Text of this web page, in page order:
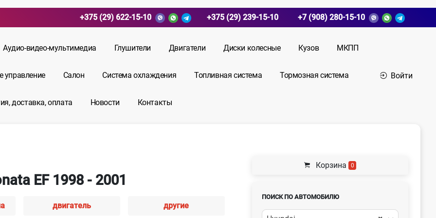
+375 (29) 622-15-10 +375 (29) 239-15-10 +7 (908) 280-15-10
Аудио-видео-мультимедиа Глушители Двигатели Диски колесные Кузов МКПП
управление Салон Система охлаждения Топливная система Тормозная система
доставка, оплата Новости Контакты
Войти
EF 1998 - 2001
двигатель другие
Корзина 0
ПОИСК ПО АВТОМОБИЛЮ